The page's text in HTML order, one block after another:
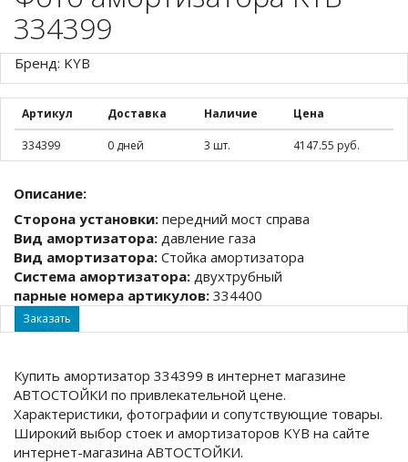
334399
Бренд: KYB
Артикул Доставка Наличие Цена
334399 0 дней 3 шт. 4147.55 руб.
Описание:
Сторона установки: передний мост справа
Вид амортизатора: давление газа
Вид амортизатора: Стойка амортизатора
Система амортизатора: двухтрубный
парные номера артикулов: 334400
Заказать
Купить амортизатор 334399 в интернет магазине
АВТОСТОЙКИ по привлекательной цене.
Характеристики, фотографии и сопутствующие товары.
Широкий выбор стоек и амортизаторов KYB на сайте
интернет-магазина АВТОСТОЙКИ.